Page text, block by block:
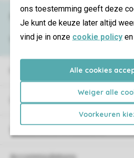
ons toestemming geeft deze
Je kunt de keuze later altijd
vind je in onze cookie policy en
Alle cookies
Weiger alle
Voorkeuren
Campings
Need help?
View theFAQ or contact theContact